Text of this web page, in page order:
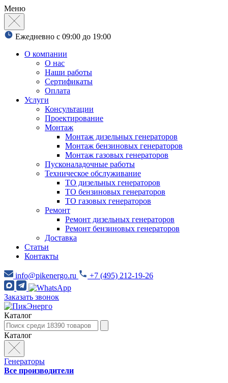
Меню
Ежедневно с 09:00 до 19:00
О компании
О нас
Наши работы
Сертификаты
Оплата
Услуги
Консультации
Проектирование
Монтаж
Монтаж дизельных генераторов
Монтаж бензиновых генераторов
Монтаж газовых генераторов
Пусконаладочные работы
Техническое обслуживание
ТО дизельных генераторов
ТО бензиновых генераторов
ТО газовых генераторов
Ремонт
Ремонт дизельных генераторов
Ремонт бензиновых генераторов
Доставка
Статьи
Контакты
info@pikenergo.ru +7 (495) 212-19-26
Заказать звонок
Каталог
Каталог
Генераторы
Все производители